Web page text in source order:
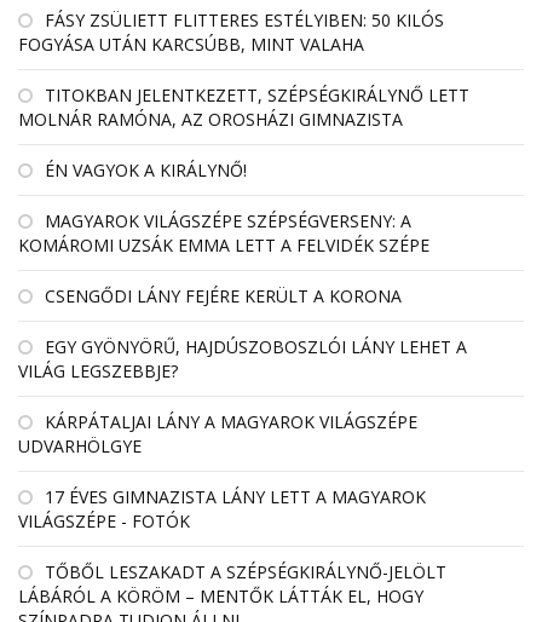
FÁSY ZSÜLIETT FLITTERES ESTÉLYIBEN: 50 KILÓS
FOGYÁSA UTÁN KARCSÚBB, MINT VALAHA
TITOKBAN JELENTKEZETT, SZÉPSÉGKIRÁLYNŐ LETT
MOLNÁR RAMÓNA, AZ OROSHÁZI GIMNAZISTA
ÉN VAGYOK A KIRÁLYNŐ!
MAGYAROK VILÁGSZÉPE SZÉPSÉGVERSENY: A
KOMÁROMI UZSÁK EMMA LETT A FELVIDÉK SZÉPE
CSENGŐDI LÁNY FEJÉRE KERÜLT A KORONA
EGY GYÖNYÖRŰ, HAJDÚSZOBOSZLÓI LÁNY LEHET A
VILÁG LEGSZEBBJE?
KÁRPÁTALJAI LÁNY A MAGYAROK VILÁGSZÉPE
UDVARHÖLGYE
17 ÉVES GIMNAZISTA LÁNY LETT A MAGYAROK
VILÁGSZÉPE - FOTÓK
TŐBŐL LESZAKADT A SZÉPSÉGKIRÁLYNŐ-JELÖLT
LÁBÁRÓL A KÖRÖM – MENTŐK LÁTTÁK EL, HOGY